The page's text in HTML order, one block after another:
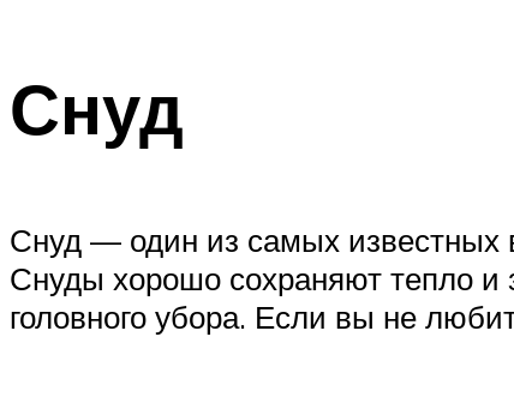
Снуд
Снуд — один из самых известных
Снуды хорошо сохраняют тепло и
головного убора. Если вы не